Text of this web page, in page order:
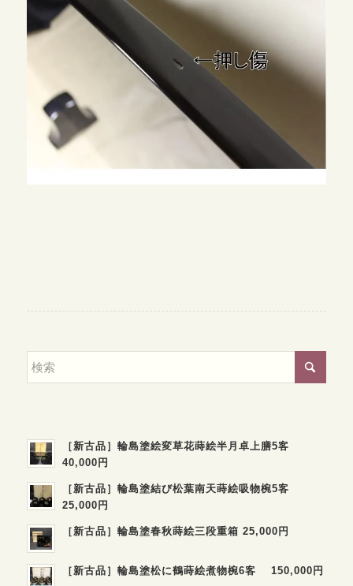
［新古品］輪島塗絵変草花蒔絵半月卓上膳5客
40,000円
［新古品］輪島塗結び松葉南天蒔絵吸物椀5客
25,000円
［新古品］輪島塗春秋蒔絵三段重箱 25,000円
［新古品］輪島塗松に鶴蒔絵煮物椀6客 150,000円